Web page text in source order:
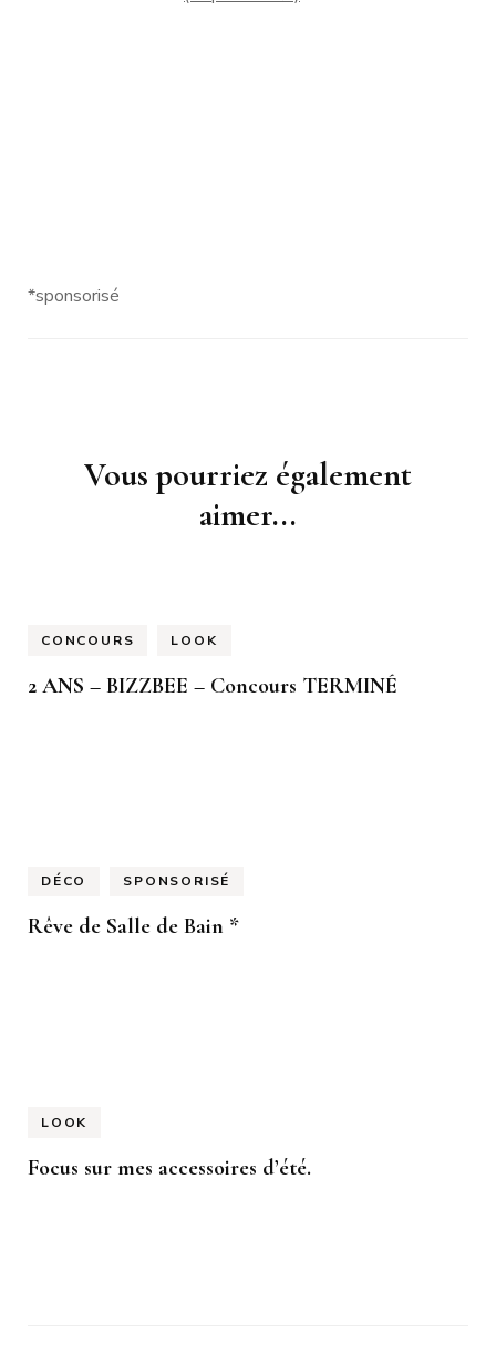
*sponsorisé
Navigation
Vous pourriez également
aimer...
CONCOURS LOOK
2 ANS – BIZZBEE – Concours TERMINÉ
DÉCO SPONSORISÉ
Rêve de Salle de Bain *
LOOK
Focus sur mes accessoires d’été.